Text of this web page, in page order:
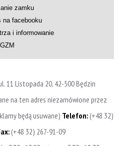
zamku
na facebooku
i informowanie
GZM
11 Listopada 20, 42-500 Będzin
na ten adres niezamówione przez
będą usuwane) Telefon:(+48 32)
(+48 32) 267-91-09